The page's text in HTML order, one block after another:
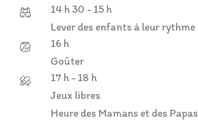
14 h 30 - 15 h
Lever des enfants à leur rythme
16 h
Goûter
17 h - 18 h
Jeux libres
Heure des Mamans et des Papas